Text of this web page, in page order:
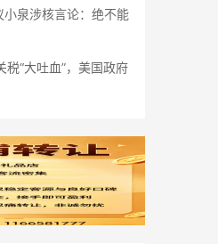
泉涉核言论：绝不能
“大吐血”，美国政府